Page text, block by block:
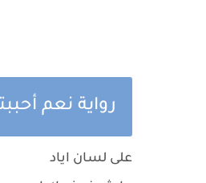
رواية نعم
على لسان اياد